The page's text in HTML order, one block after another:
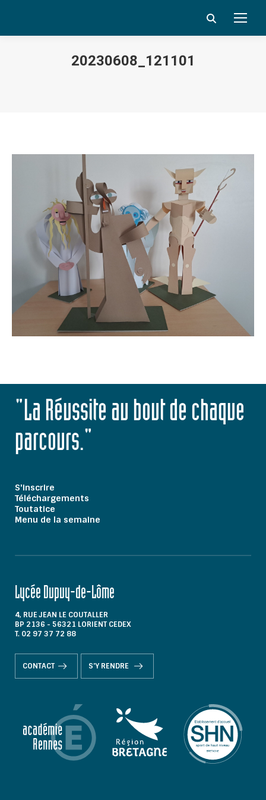
Search:
20230608_121101
"La Réussite au bout de chaque
parcours."
S'inscrire
Téléchargements
Toutatice
Menu de la semaine
Lycée Dupuy-de-Lôme
4, RUE JEAN LE COUTALLER
BP 2136 - 56321 LORIENT CEDEX
T. 02 97 37 72 88
CONTACT S'Y RENDRE